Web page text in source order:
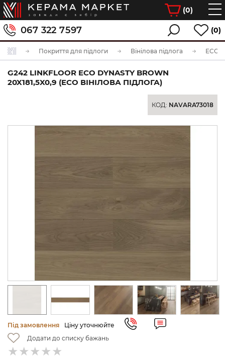
(0)
067 322 7597 (0)
Покриття для підлоги Вінілова підлога ECO
G242 LINKFLOOR ECO DYNASTY BROWN
20X181,5X0,9 (ECO ВІНІЛОВА ПІДЛОГА)
КОД: NAVARA73018
Під замовлення
Ціну уточнюйте
Додати до списку бажань